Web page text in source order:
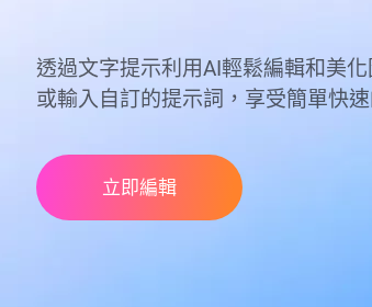
透過文字提示利用AI輕鬆編輯和美
或輸入自訂的提示詞，享受簡單快
立即編輯